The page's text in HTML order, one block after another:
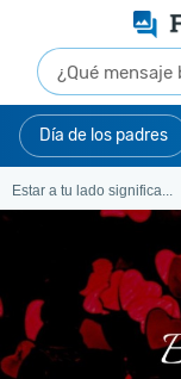
Día de los padres
Estar a tu lado significa...